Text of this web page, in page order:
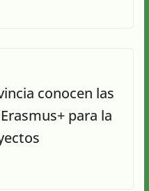
conocen las
para la